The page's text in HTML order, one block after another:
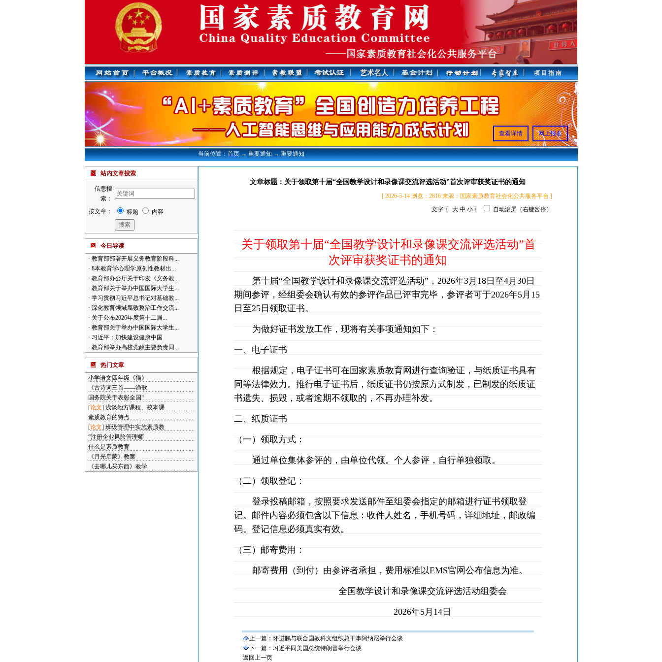
查看详情 网上报名
当前位置：首页 → 重要通知 → 重要通知
站内文章搜索
信息搜
索：
按文章：
标题 内容
今日导读
· 教育部部署开展义务教育阶段科...
· 8本教育学心理学原创性教材出...
· 教育部办公厅关于印发《义务教...
· 教育部关于举办中国国际大学生...
· 学习贯彻习近平总书记对基础教...
· 深化教育领域腐败整治工作交流...
· 关于公布2026年度第十二届...
· 教育部关于举办中国国际大学生...
· 习近平：加快建设健康中国
· 教育部举办高校党政主要负责同...
热门文章
小学语文四年级《猫》
《古诗词三首——渔歌
国务院关于表彰全国“
[论文] 浅谈地方课程、校本课
素质教育的特点
[论文] 班级管理中实施素质教
“注册企业风险管理师
什么是素质教育
《月光启蒙》教案
《去哪儿买东西》教学
文章标题：关于领取第十届“全国教学设计和录像课交流评选活动”首次评审获奖证书的通知
[ 2026-5-14 浏览：2816 来源：国家素质教育社会化公共服务平台 ]
文字 〖 大 中 小 〗 自动滚屏（右键暂停）
关于领取第十届“全国教学设计和录像课交流评选活动”首
次评审获奖证书的通知
第十届“全国教学设计和录像课交流评选活动” ， 2026年3月 18日至4月 30日
期间参评，经组委会确认有效的参评作品已评审完毕，参评者可于2026年5月 15
日至25日领取证书。
为做好证书发放工作，现将有关事项通知如下：
一、电子证书
根据规定，电子证书可在国家素质教育网进行查询验证，与纸质证书具有
同等法律效力。推行电子证书后，纸质证书仍按原方式制发，已制发的纸质证
书遗失、损毁，或者逾期不领取的，不再办理补发。
二、纸质证书
（一）领取方式：
通过单位集体参评的，由单位代领。个人参评，自行单独领取。
（二）领取登记：
登录投稿邮箱，按照要求发送邮件至组委会指定的邮箱进行证书领取登
记。邮件内容必须包含以下信息：收件人姓名，手机号码，详细地址，邮政编
码。登记信息必须真实有效。
（三）邮寄费用：
邮寄费用（到付）由参评者承担，费用标准以EMS官网公布信息为准。
全国教学设计和录像课交流评选活动组委会
2026年5月 14日
上一篇：怀进鹏与联合国教科文组织总干事阿纳尼举行会谈
下一篇： 习近平同美国总统特朗普举行会谈
返回上一页